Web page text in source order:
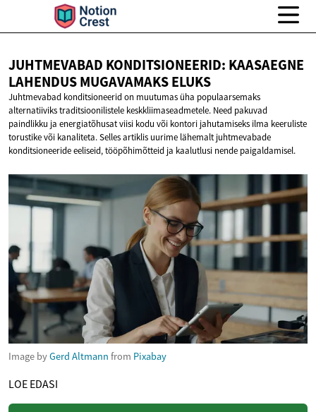
JUHTMEVABAD KONDITSIONEERID: KAASAEGNE
LAHENDUSMUGAVAMAKS ELUKS
Juhtmevabad konditsioneerid on muutumas üha populaarsemaks
alternatiiviks traditsioonilistele keskkliimaseadmetele. Need pakuvad
paindlikku ja energiatõhusat viisi kodu või kontori jahutamiseks ilma keeruliste
torustike või kanaliteta. Selles artiklis uurime lähemalt juhtmevabade
konditsioneeride eeliseid, tööpõhimõtteid ja kaalutlusi nende paigaldamisel.
Image byGerd Altmann from Pixabay
LOE EDASI